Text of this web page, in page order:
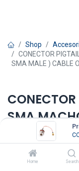
Home Search
Shop
CONECTOR
SMA MALE ) CABLE
SMA
MALE )
CALIDAD PREMIUM
Conector Pigtail N